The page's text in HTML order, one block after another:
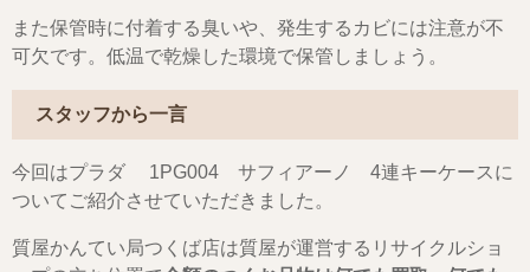
また保管時に付着する臭いや、発生するカビには注意が不
可欠です。低温で乾燥した環境で保管しましょう。
スタッフから一言
今回はプラダ 1PG004 サフィアーノ 4連キーケースに
ついてご紹介させていただきました。
質屋かんてい局つくば店は質屋が運営するリサイクルショ